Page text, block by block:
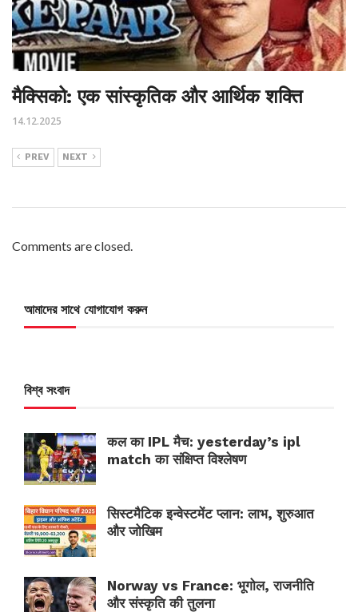
मैक्सिको: एक सांस्कृतिक और आर्थिक शक्ति
14.12.2025
PREV NEXT
Comments are closed.
আমাদের সাথে যোগাযোগ করুন
বিশ্ব সংবাদ
कल का IPL मैच: yesterday’s ipl
match का संक्षिप्त विश्लेषण
सिस्टमैटिक इन्वेस्टमेंट प्लान: लाभ, शुरुआत
और जोखिम
Norway vs France: भूगोल, राजनीति
और संस्कृति की तुलना